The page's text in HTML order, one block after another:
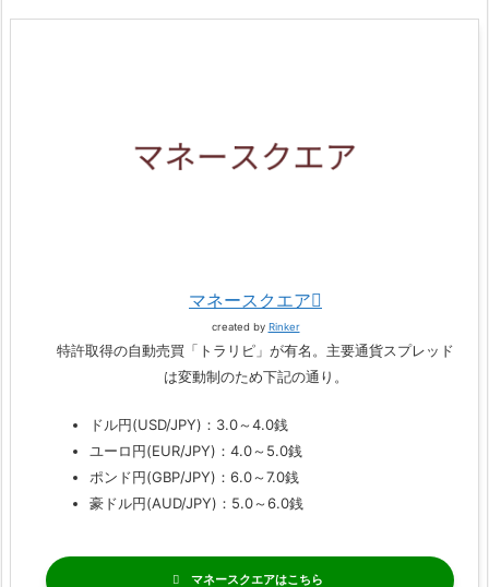
マネースクエア
created by Rinker
特許取得の自動売買「トラリピ」が有名。主要通貨スプレッド
は変動制のため下記の通り。
ドル円(USD/JPY)：3.0～4.0銭
ユーロ円(EUR/JPY)：4.0～5.0銭
ポンド円(GBP/JPY)：6.0～7.0銭
豪ドル円(AUD/JPY)：5.0～6.0銭
マネースクエア